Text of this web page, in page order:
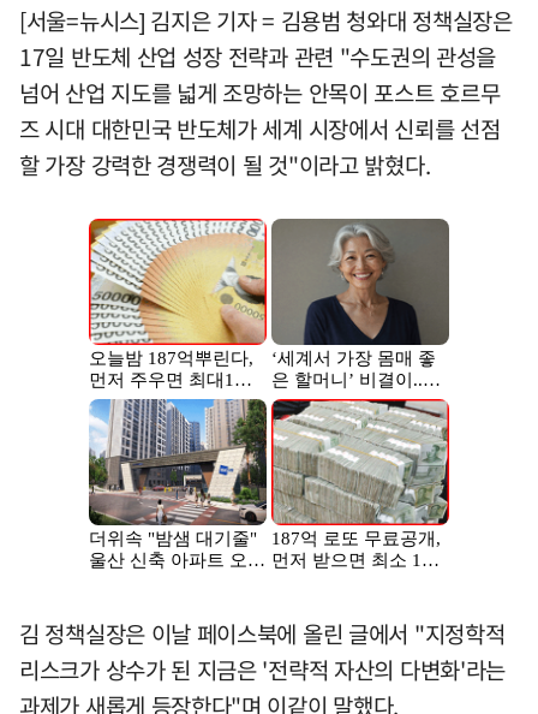
[서울=뉴시스] 김지은 기자 = 김용범 청와대 정책실장은
17일 반도체 산업 성장 전략과 관련 "수도권의 관성을
넘어 산업 지도를 넓게 조망하는 안목이 포스트 호르무
즈 시대 대한민국 반도체가 세계 시장에서 신뢰를 선점
할 가장 강력한 경쟁력이 될 것"이라고 밝혔다.
김 정책실장은 이날 페이스북에 올린 글에서 "지정학적
리스크가 상수가 된 지금은 '전략적 자산의 다변화'라는
과제가 새롭게 등장한다"며 이같이 말했다.